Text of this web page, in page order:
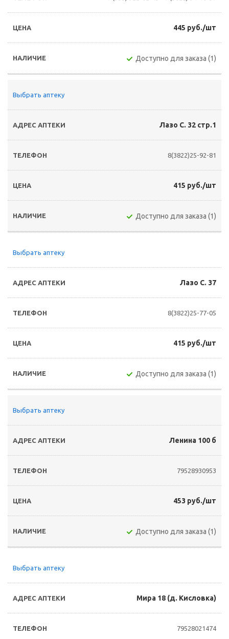
445 руб./шт
Доступно для заказа (1)
Выбрать аптеку
Лазо С. 32 стр.1
8(3822)25-92-81
415 руб./шт
Доступно для заказа (1)
Выбрать аптеку
Лазо С. 37
8(3822)25-77-05
415 руб./шт
Доступно для заказа (1)
Выбрать аптеку
Ленина 100 б
79528930953
453 руб./шт
Доступно для заказа (1)
Выбрать аптеку
Мира 18 (д. Кисловка)
79528021474